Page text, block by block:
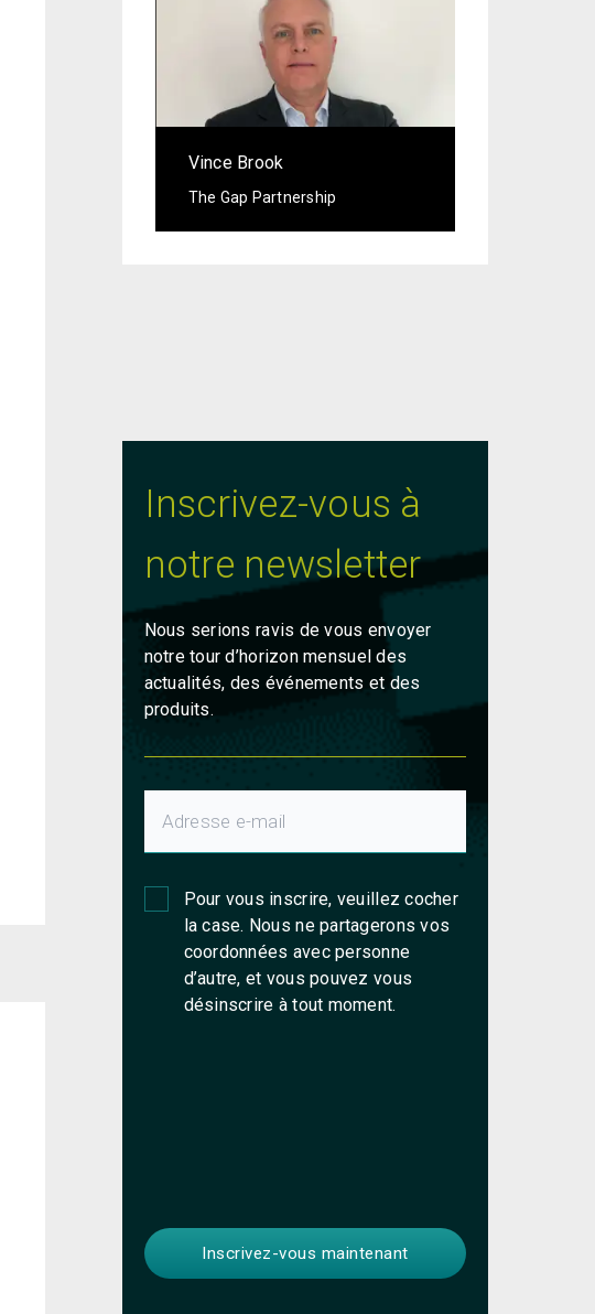
Vince Brook
The Gap Partnership
Inscrivez-vous à
notre newsletter
Nous serions ravis de vous envoyer
notre tour d’horizon mensuel des
actualités, des événements et des
produits.
Pour vous inscrire, veuillez cocher
la case. Nous ne partagerons vos
coordonnées avec personne
d’autre, et vous pouvez vous
désinscrire à tout moment.